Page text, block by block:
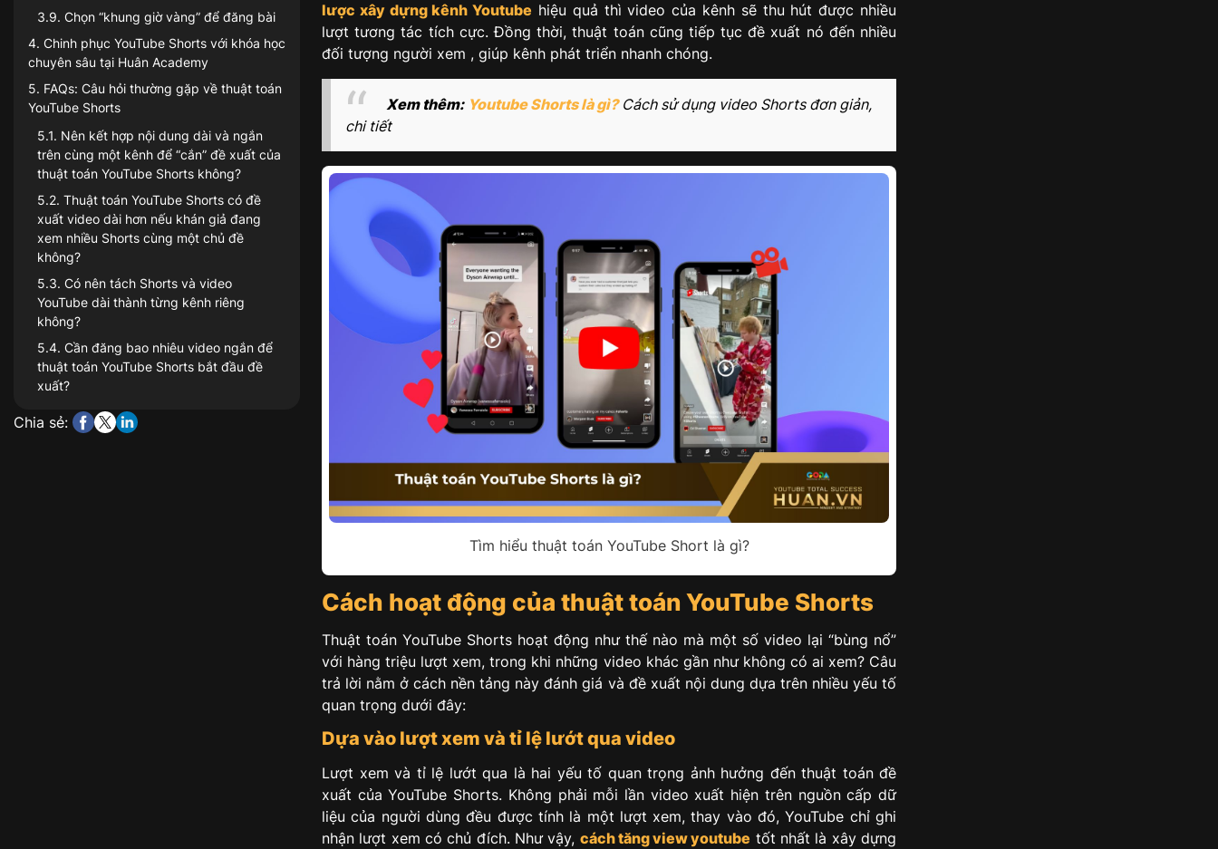
3.9. Chọn “khung giờ vàng” để đăng bài
4. Chinh phục YouTube Shorts với khóa học
chuyên sâu tại Huân Academy
5. FAQs: Câu hỏi thường gặp về thuật toán
YouTube Shorts
5.1. Nên kết hợp nội dung dài và ngắn
trên cùng một kênh để “cắn” đề xuất của
thuật toán YouTube Shorts không?
5.2. Thuật toán YouTube Shorts có đề
xuất video dài hơn nếu khán giả đang
xem nhiều Shorts cùng một chủ đề
không?
5.3. Có nên tách Shorts và video
YouTube dài thành từng kênh riêng
không?
5.4. Cần đăng bao nhiêu video ngắn để
thuật toán YouTube Shorts bắt đầu đề
xuất?
Chia sẻ:
lược xây dựng kênh Youtube hiệu quả thì video của kênh sẽ thu hút được nhiều
lượt tương tác tích cực. Đồng thời, thuật toán cũng tiếp tục đề xuất nó đến nhiều
đối tượng người xem , giúp kênh phát triển nhanh chóng.
Xem thêm: Youtube Shorts là gì?Cách sử dụng video Shorts đơn giản,
chi tiết
Tìm hiểu thuật toán YouTube Short là gì?
Cách hoạt động của thuật toán YouTube Shorts
Thuật toán YouTube Shorts hoạt động như thế nào mà một số video lại “bùng nổ”
với hàng triệu lượt xem, trong khi những video khác gần như không có ai xem? Câu
trả lời nằm ở cách nền tảng này đánh giá và đề xuất nội dung dựa trên nhiều yếu tố
quan trọng dưới đây:
Dựa vào lượt xem và tỉ lệ lướt qua video
Lượt xem và tỉ lệ lướt qua là hai yếu tố quan trọng ảnh hưởng đến thuật toán đề
xuất của YouTube Shorts. Không phải mỗi lần video xuất hiện trên nguồn cấp dữ
liệu của người dùng đều được tính là một lượt xem, thay vào đó, YouTube chỉ ghi
nhận lượt xem có chủ đích. Như vậy, cách tăng view youtube tốt nhất là xây dựng